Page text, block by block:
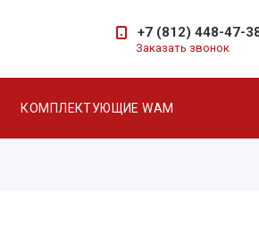
+7 (812) 448-47-
Заказать звонок
КОМПЛЕКТУЮЩИЕ WAM